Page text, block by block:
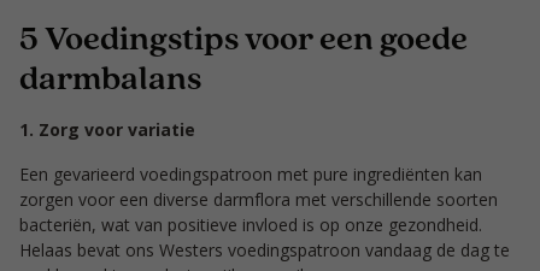
5 Voedingstips voor een goede
darmbalans
1. Zorg voor variatie
Een gevarieerd voedingspatroon met pure ingrediënten kan
zorgen voor een diverse darmflora met verschillende soorten
bacteriën, wat van positieve invloed is op onze gezondheid.
Helaas bevat ons Westers voedingspatroon vandaag de dag te